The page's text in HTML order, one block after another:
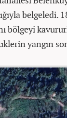
belgeledi.
bölgeyi
yangın